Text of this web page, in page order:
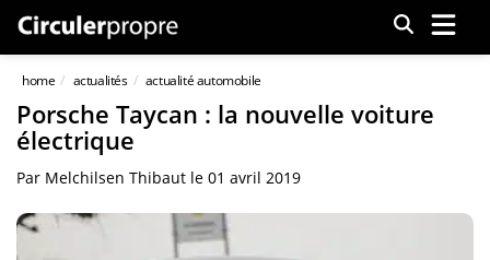
Menu
home actualités actualité automobile
Porsche Taycan : la nouvelle voiture
électrique
Par Melchilsen Thibaut le 01 avril 2019